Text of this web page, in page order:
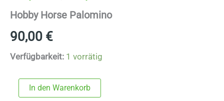
Hobby Horse Palomino
90,00 €
Verfügbarkeit: 1 vorrätig
HobbyIn den Warenkorb